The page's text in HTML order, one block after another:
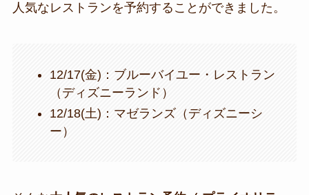
人気なレストランを予約することができました。
12/17(金)：ブルーバイユー・レストラン
（ディズニーランド）
12/18(土)：マゼランズ（ディズニーシ
ー）